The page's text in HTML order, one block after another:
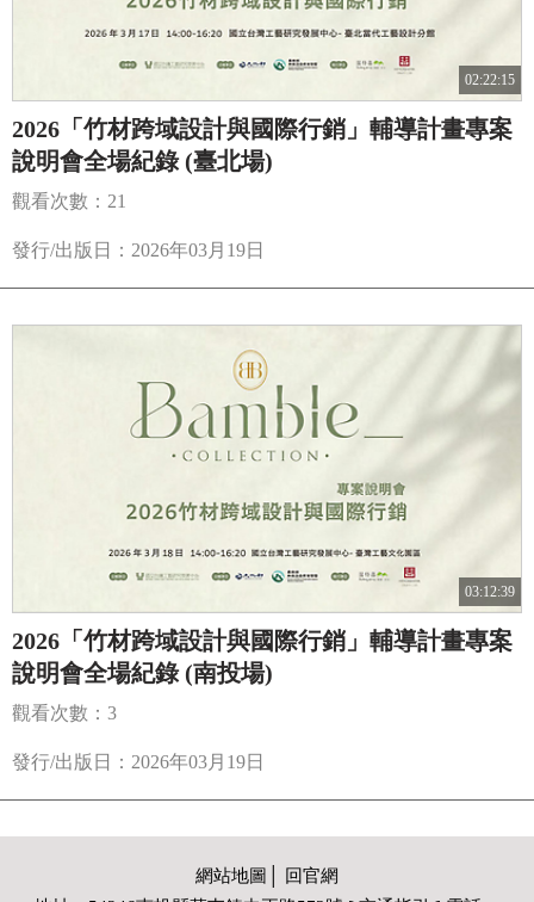
02:22:15
2026「竹材跨域設計與國際行銷」輔導計畫專案
說明會全場紀錄 (臺北場)
觀看次數：21
發行/出版日：2026年03月19日
03:12:39
2026「竹材跨域設計與國際行銷」輔導計畫專案
說明會全場紀錄 (南投場)
觀看次數：3
發行/出版日：2026年03月19日
網站地圖
回官網